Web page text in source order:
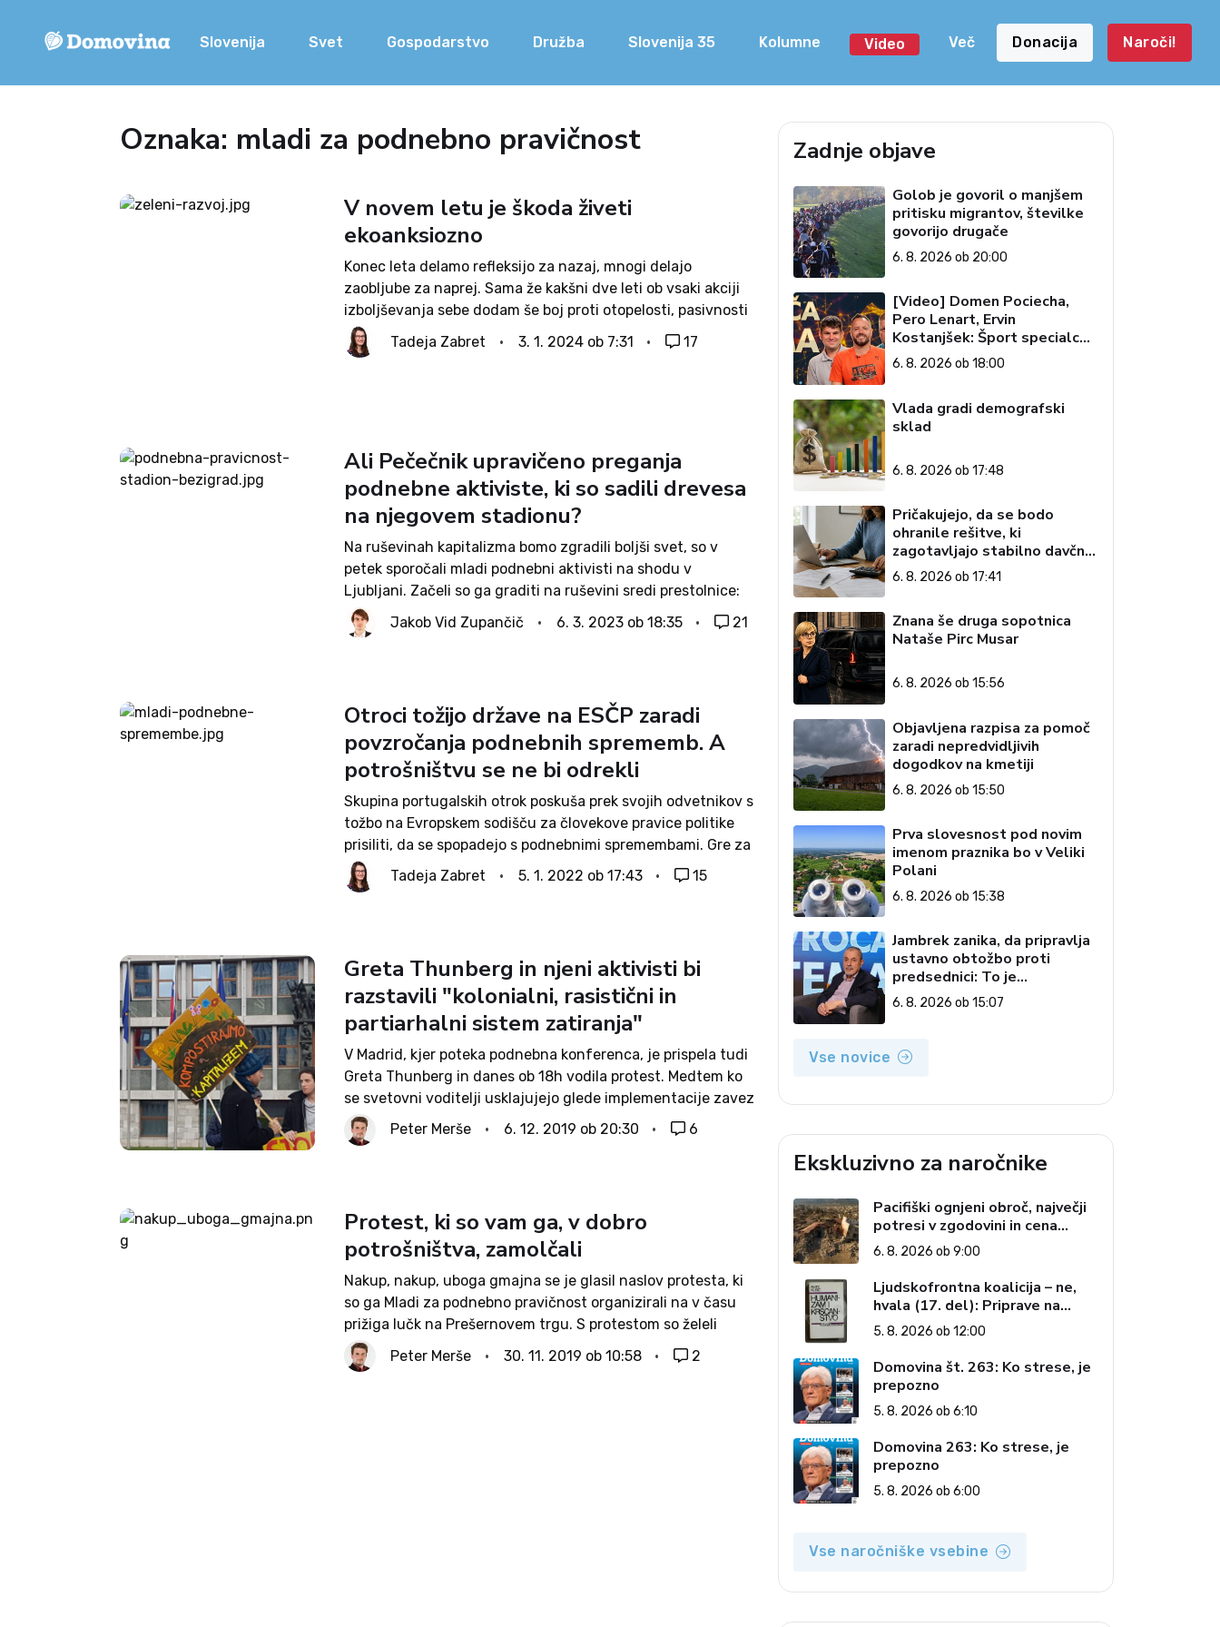
Slovenija Svet Gospodarstvo Družba Slovenija 35 Kolumne Video Več Donacija Naroči!
Oznaka: mladi za podnebno pravičnost
V novem letu je škoda živeti
ekoanksiozno
Konec leta delamo refleksijo za nazaj, mnogi delajo
zaobljube za naprej. Sama že kakšni dve leti ob vsaki akciji
izboljševanja sebe dodam še boj proti otopelosti, pasivnosti
in pritoževanju. Vse troje žal nažira tudi mene, čeprav mi
neredko močno preseda,...
Tadeja Zabret 3. 1. 2024 ob 7:31 17
Ali Pečečnik upravičeno preganja
podnebne aktiviste, ki so sadili drevesa
na njegovem stadionu?
Na ruševinah kapitalizma bomo zgradili boljši svet, so v
petek sporočali mladi podnebni aktivisti na shodu v
Ljubljani. Začeli so ga graditi na ruševini sredi prestolnice:
Plečnikovem stadionu, ki zaradi spora z bližnjimi stanovalci
glede sosednje parcele ter še nekaterih...
Jakob Vid Zupančič 6. 3. 2023 ob 18:35 21
Otroci tožijo države na ESČP zaradi
povzročanja podnebnih sprememb. A
potrošništvu se ne bi odrekli
Skupina portugalskih otrok poskuša prek svojih odvetnikov s
tožbo na Evropskem sodišču za človekove pravice politike
prisiliti, da se spopadejo s podnebnimi spremembami. Gre za
prvo zadevo na ESČP, povezano s podnebjem, ki so ji sledile
še druge, na primer...
Tadeja Zabret 5. 1. 2022 ob 17:43 15
Greta Thunberg in njeni aktivisti bi
razstavili "kolonialni, rasistični in
partiarhalni sistem zatiranja"
V Madrid, kjer poteka podnebna konferenca, je prispela tudi
Greta Thunberg in danes ob 18h vodila protest. Medtem ko
se svetovni voditelji usklajujejo glede implementacije zavez
pariškega sporazuma, pa se promotorji šolskih okoljskih
protestov vse bolj pomikajo od skrbi za...
Peter Merše 6. 12. 2019 ob 20:30 6
Protest, ki so vam ga, v dobro
potrošništva, zamolčali
Nakup, nakup, uboga gmajna se je glasil naslov protesta, ki
so ga Mladi za podnebno pravičnost organizirali na v času
prižiga lučk na Prešernovem trgu. S protestom so želeli
opozoriti na komercializacijo praznikov, ki ločuje trgovske
delavce od njihovih družin...
Peter Merše 30. 11. 2019 ob 10:58 2
Zadnje objave
Golob je govoril o manjšem
pritisku migrantov, številke
govorijo drugače
6. 8. 2026 ob 20:00
[Video] Domen Pociecha,
Pero Lenart, Ervin
Kostanjšek: Šport specialcev
(Vroča tema, 6. 8. 2026)
6. 8. 2026 ob 18:00
Vlada gradi demografski
sklad
6. 8. 2026 ob 17:48
Pričakujejo, da se bodo
ohranile rešitve, ki
zagotavljajo stabilno davčno
okolje
6. 8. 2026 ob 17:41
Znana še druga sopotnica
Nataše Pirc Musar
6. 8. 2026 ob 15:56
Objavljena razpisa za pomoč
zaradi nepredvidljivih
dogodkov na kmetiji
6. 8. 2026 ob 15:50
Prva slovesnost pod novim
imenom praznika bo v Veliki
Polani
6. 8. 2026 ob 15:38
Jambrek zanika, da pripravlja
ustavno obtožbo proti
predsednici: To je
popolnoma neresnična
informacija
6. 8. 2026 ob 15:07
Vse novice
Ekskluzivno za naročnike
Pacifiški ognjeni obroč, največji
potresi v zgodovini in cena
pozabe
6. 8. 2026 ob 9:00
Ljudskofrontna koalicija – ne,
hvala (17. del): Priprave na
sestop z oblasti – dvorska
opozicija 6: Gramsci na delu:
Revija 2000 in revolucionarna
izvotlitev krščanstva
5. 8. 2026 ob 12:00
Domovina št. 263: Ko strese, je
prepozno
5. 8. 2026 ob 6:10
Domovina 263: Ko strese, je
prepozno
5. 8. 2026 ob 6:00
Vse naročniške vsebine